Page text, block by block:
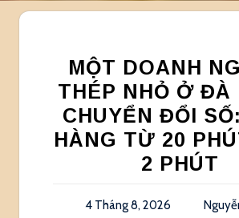
MỘT DOANH
THÉP NHỎ Ở ĐÀ
CHUYỂN ĐỔI
HÀNG TỪ 20
2 PHÚT
4 Tháng 8, 2026